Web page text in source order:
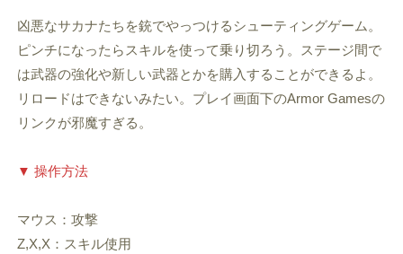
凶悪なサカナたちを銃でやっつけるシューティングゲーム。
ピンチになったらスキルを使って乗り切ろう。ステージ間で
は武器の強化や新しい武器とかを購入することができるよ。
リロードはできないみたい。プレイ画面下のArmor Gamesの
リンクが邪魔すぎる。
▼ 操作方法
マウス：攻撃
Z,X,X：スキル使用